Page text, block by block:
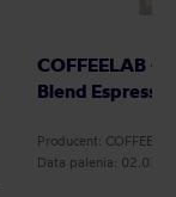
COFFEELAB -
Blend
Producent: COFFEELAB
Data palenia: